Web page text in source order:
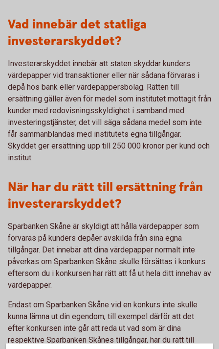
Vad innebär det statliga
investerarskyddet?
Investerarskyddet innebär att staten skyddar kunders
värdepapper vid transaktioner eller när sådana förvaras i
depå hos bank eller värdepappersbolag. Rätten till
ersättning gäller även för medel som institutet mottagit från
kunder med redovisningsskyldighet i samband med
investeringstjänster, det vill säga sådana medel som inte
får sammanblandas med institutets egna tillgångar.
Skyddet ger ersättning upp till 250 000 kronor per kund och
institut.
När har du rätt till ersättning från
investerarskyddet?
Sparbanken Skåne är skyldigt att hålla värdepapper som
förvaras på kunders depåer avskilda från sina egna
tillgångar. Det innebär att dina värdepapper normalt inte
påverkas om Sparbanken Skåne skulle försättas i konkurs
eftersom du i konkursen har rätt att få ut hela ditt innehav av
värdepapper.
Endast om Sparbanken Skåne vid en konkurs inte skulle
kunna lämna ut din egendom, till exempel därför att det
efter konkursen inte går att reda ut vad som är dina
respektive Sparbanken Skånes tillgångar, har du rätt till